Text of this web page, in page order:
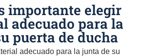
importante elegir
adecuado para la
puerta de ducha
adecuado para la junta de su